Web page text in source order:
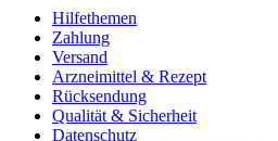
Hilfethemen
Zahlung
Versand
Arzneimittel & Rezept
Rücksendung
Qualität & Sicherheit
Datenschutz